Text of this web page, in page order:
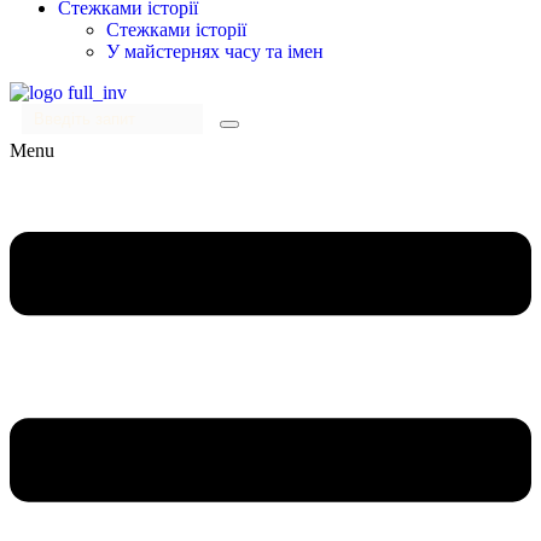
Стежками історії
Стежками історії
У майстернях часу та імен
Menu